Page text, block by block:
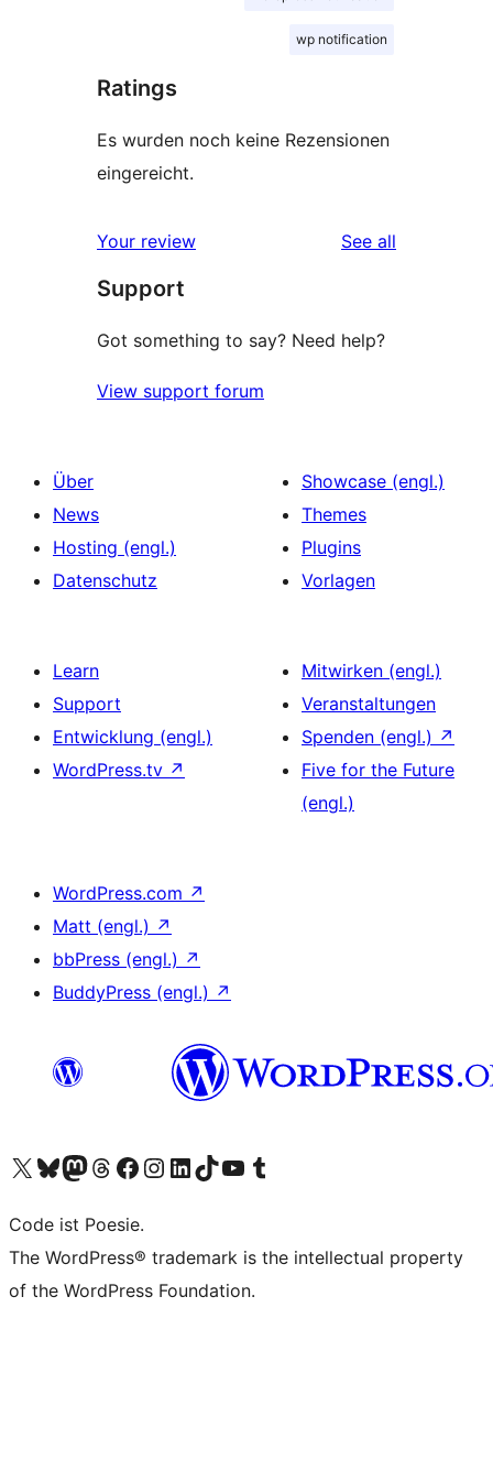
wp notification
Ratings
Es wurden noch keine Rezensionen
eingereicht.
Your review See all
Support
Got something to say? Need help?
View support forum
Über
News
Hosting (engl.)
Datenschutz
Showcase (engl.)
Themes
Plugins
Vorlagen
Learn
Support
Entwicklung (engl.)
WordPress.tv ↗
Mitwirken (engl.)
Veranstaltungen
Spenden (engl.) ↗
Five for the Future
(engl.)
WordPress.com ↗
Matt (engl.) ↗
bbPress (engl.) ↗
BuddyPress (engl.) ↗
Das X-Konto (früher Twitter) von WordPress.org besuchen
Das Bluesky-Konto von WordPress.org besuchen
Das Mastodon-Konto von WordPress.org besuchen
Das Threads-Konto von WordPress.org besuchen
Die Facebook-Seite von WordPress.org besuchen
Das Instagram-Konto von WordPress.org besuchen
Das LinkedIn-Konto von WordPress.org besuchen
Das TikTok-Konto von WordPress.org besuchen
Den YouTube-Kanal von WordPress.org besuchen
Das Tumblr-Konto von WordPress.org besuchen
Code ist Poesie.
The WordPress® trademark is the intellectual property
of the WordPress Foundation.